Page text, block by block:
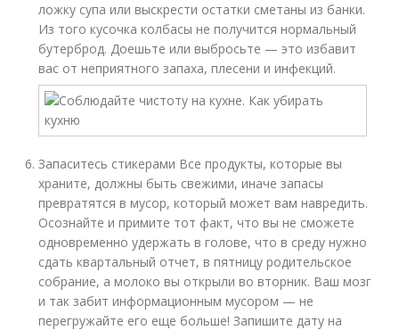
ложку супа или выскрести остатки сметаны из банки.
Из того кусочка колбасы не получится нормальный
бутерброд. Доешьте или выбросьте — это избавит
вас от неприятного запаха, плесени и инфекций.
Запаситесь стикерами Все продукты, которые вы
храните, должны быть свежими, иначе запасы
превратятся в мусор, который может вам навредить.
Осознайте и примите тот факт, что вы не сможете
одновременно удержать в голове, что в среду нужно
сдать квартальный отчет, в пятницу родительское
собрание, а молоко вы открыли во вторник. Ваш мозг
и так забит информационным мусором — не
перегружайте его еще больше! Запишите дату на